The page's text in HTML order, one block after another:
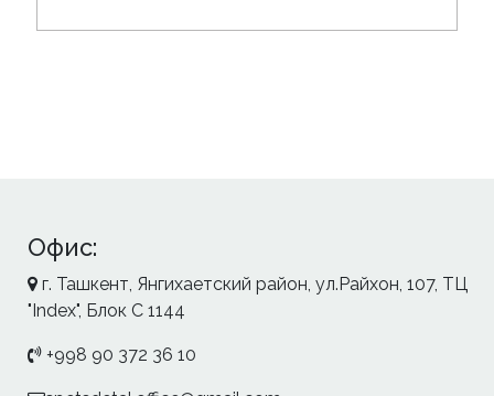
Офис:
г. Ташкент, Янгихаетский район, ул.Райхон, 107, ТЦ
"Index", Блок С 1144
+998 90 372 36 10